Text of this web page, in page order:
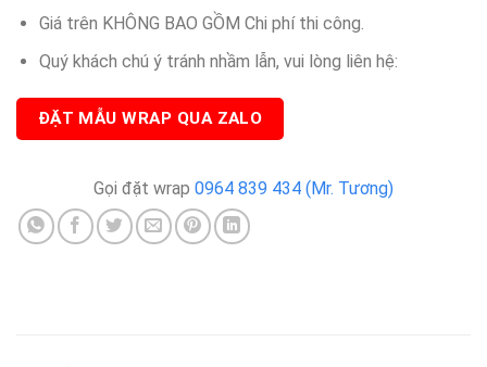
Giá trên KHÔNG BAO GỒM Chi phí thi công.
Quý khách chú ý tránh nhầm lẫn, vui lòng liên hệ:
ĐẶT MẪU WRAP QUA ZALO
Gọi đặt wrap 0964 839 434 (Mr. Tương)